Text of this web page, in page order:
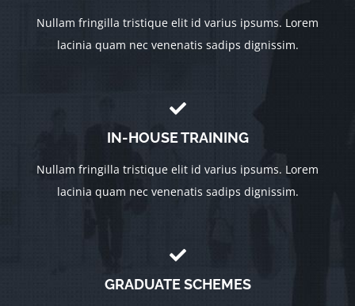
Nullam fringilla tristique elit id varius ipsums. Lorem
lacinia quam nec venenatis sadips dignissim.
IN-HOUSE TRAINING
Nullam fringilla tristique elit id varius ipsums. Lorem
lacinia quam nec venenatis sadips dignissim.
GRADUATE SCHEMES